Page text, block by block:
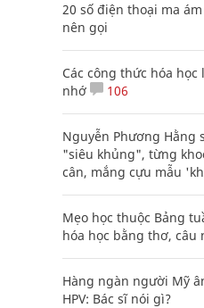
20 số điện thoại ma
nên gọi
Các công thức hóa
nhớ
106
Nguyễn Phương Hằng
"siêu khủng", từng
cân, mắng cựu mẫu
Mẹo học thuộc Bảng
hóa học bằng thơ, câu
Hàng ngàn người Mỹ
HPV: Bác sĩ nói gì?